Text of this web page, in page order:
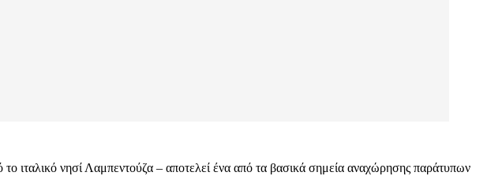
ιταλικό νησί Λαμπεντούζα – αποτελεί ένα από τα βασικά σημεία αναχώρησης παράτυπων